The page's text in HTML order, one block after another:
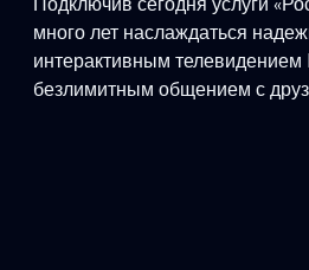
много лет наслаждаться
интерактивным телевидением
безлимитным общением с